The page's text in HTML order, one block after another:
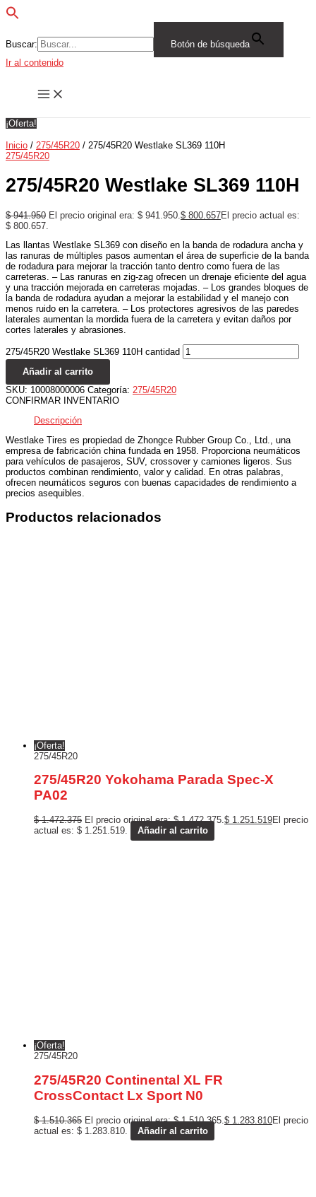
Buscar:
Botón de búsqueda
Ir al contenido
¡Oferta!
Inicio / 275/45R20 / 275/45R20 Westlake SL369 110H
275/45R20
275/45R20 Westlake SL369 110H
$941.950 El precio original era: $ 941.950. $ 800.657El precio actual es:
$ 800.657.
Las llantas Westlake SL369 con diseño en la banda de rodadura ancha y
las ranuras de múltiples pasos aumentan el área de superficie de la banda
de rodadura para mejorar la tracción tanto dentro como fuera de las
carreteras. – Las ranuras en zig-zag ofrecen un drenaje eficiente del agua
y una tracción mejorada en carreteras mojadas. – Los grandes bloques de
la banda de rodadura ayudan a mejorar la estabilidad y el manejo con
menos ruido en la carretera. – Los protectores agresivos de las paredes
laterales aumentan la mordida fuera de la carretera y evitan daños por
cortes laterales y abrasiones.
275/45R20 Westlake SL369 110H cantidad
Añadir al carrito
SKU: 10008000006 Categoría: 275/45R20
CONFIRMAR INVENTARIO
Descripción
Westlake Tires es propiedad de Zhongce Rubber Group Co., Ltd., una
empresa de fabricación china fundada en 1958. Proporciona neumáticos
para vehículos de pasajeros, SUV, crossover y camiones ligeros. Sus
productos combinan rendimiento, valor y calidad. En otras palabras,
ofrecen neumáticos seguros con buenas capacidades de rendimiento a
precios asequibles.
Productos relacionados
¡Oferta!
275/45R20
275/45R20 Yokohama Parada Spec-X
PA02
$1.472.375 El precio original era: $ 1.472.375.$ 1.251.519El precio
actual es: $ 1.251.519.
Añadir al carrito
¡Oferta!
275/45R20
275/45R20 Continental XL FR
CrossContact Lx Sport N0
$1.510.365 El precio original era: $ 1.510.365.$ 1.283.810El precio
actual es: $ 1.283.810.
Añadir al carrito